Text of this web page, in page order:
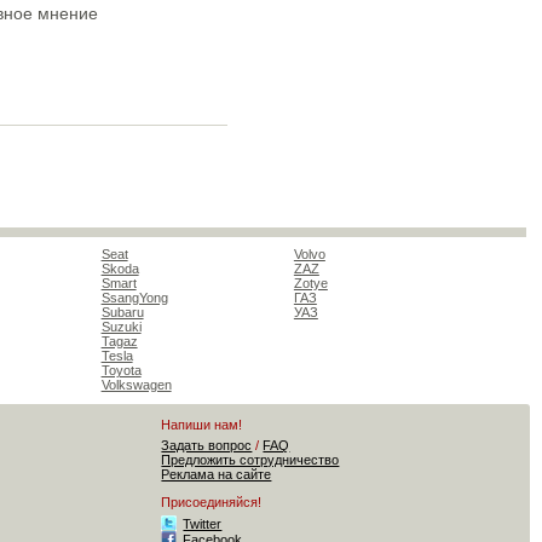
мнение
Seat
Skoda
Smart
SsangYong
Subaru
Suzuki
Tagaz
Tesla
Toyota
Volkswagen
Volvo
ZAZ
Zotye
ГАЗ
УАЗ
Напиши нам!
Задать вопрос / FAQ
Предложить сотрудничество
Реклама на сайте
Присоединяйся!
Twitter